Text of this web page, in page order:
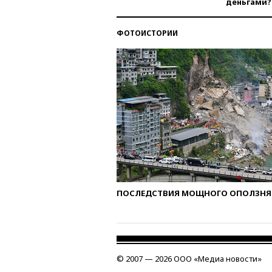
ФОТОИСТОРИИ
ПОСЛЕДСТВИЯ МОЩНОГО ОПОЛЗНЯ
© 2007 — 2026 ООО «Медиа новости»